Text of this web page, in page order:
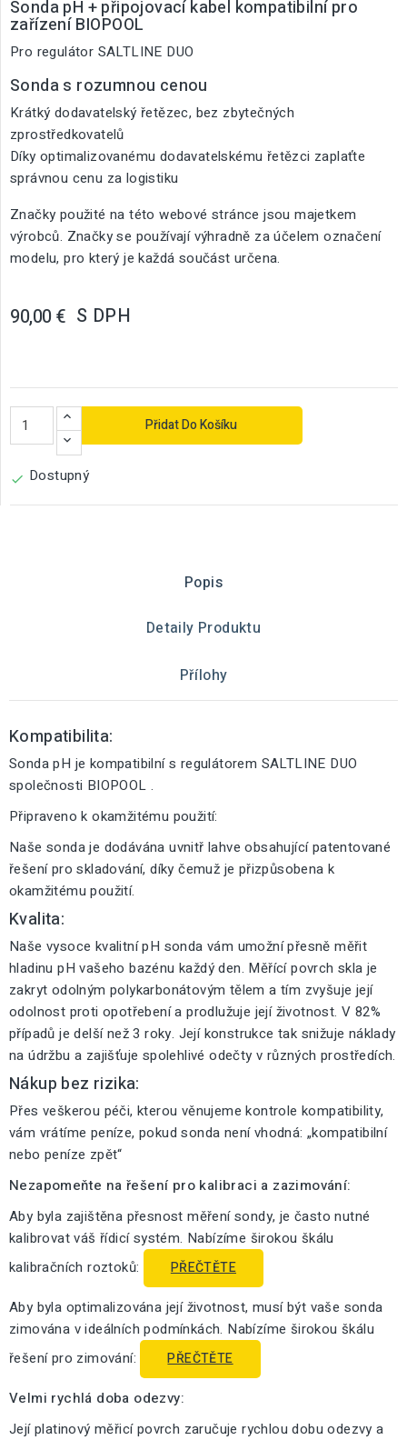
Sonda pH + připojovací kabel kompatibilní pro
zařízení BIOPOOL
Pro regulátor SALTLINE DUO
Sonda s rozumnou cenou
Krátký dodavatelský řetězec, bez zbytečných
zprostředkovatelů
Díky optimalizovanému dodavatelskému řetězci zaplaťte
správnou cenu za logistiku
Značky použité na této webové stránce jsou majetkem
výrobců. Značky se používají výhradně za účelem označení
modelu, pro který je každá součást určena.
90,00 € S DPH
Přidat Do Košíku
 Dostupný
Popis
Detaily Produktu
Přílohy
Kompatibilita:
Sonda pH je kompatibilní s regulátorem SALTLINE DUO
společnosti BIOPOOL .
Připraveno k okamžitému použití:
Naše sonda je dodávána uvnitř lahve obsahující patentované
řešení pro skladování, díky čemuž je přizpůsobena k
okamžitému použití.
Kvalita:
Naše vysoce kvalitní pH sonda vám umožní přesně měřit
hladinu pH vašeho bazénu každý den. Měřící povrch skla je
zakryt odolným polykarbonátovým tělem a tím zvyšuje její
odolnost proti opotřebení a prodlužuje její životnost. V 82%
případů je delší než 3 roky. Její konstrukce tak snižuje náklady
na údržbu a zajišťuje spolehlivé odečty v různých prostředích.
Nákup bez rizika:
Přes veškerou péči, kterou věnujeme kontrole kompatibility,
vám vrátíme peníze, pokud sonda není vhodná: „kompatibilní
nebo peníze zpět“
Nezapomeňte na řešení pro kalibraci a zazimování:
Aby byla zajištěna přesnost měření sondy, je často nutné
kalibrovat váš řídicí systém. Nabízíme širokou škálu
kalibračních roztoků:
PŘEČTĚTE
Aby byla optimalizována její životnost, musí být vaše sonda
zimována v ideálních podmínkách. Nabízíme širokou škálu
řešení pro zimování:
PŘEČTĚTE
Velmi rychlá doba odezvy:
Její platinový měřicí povrch zaručuje rychlou dobu odezvy a